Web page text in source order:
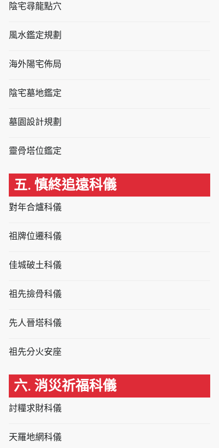
陰宅尋龍點穴
風水鑑定規劃
海外陽宅佈局
陰宅墓地鑑定
墓園設計規劃
靈骨塔位鑑定
五. 慎終追遠科儀
對年合爐科儀
祖牌位遷科儀
佳城破土科儀
祖先撿骨科儀
先人晉塔科儀
祖先分火安座
六. 消災祈福科儀
討糧求財科儀
天羅地網科儀